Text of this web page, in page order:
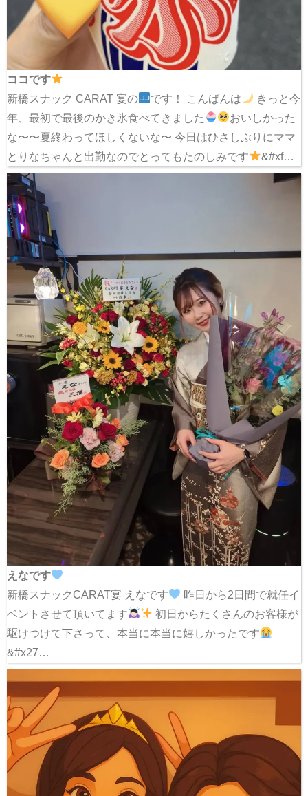
ココです
新橋スナック CARAT 宴の
です！ こんばんは
きっと今
年、最初で最後のかき氷食べてきました
おいしかった
な〜〜夏終わってほしくないな〜 今日はひさしぶりにママ
とりなちゃんと出勤なのでとってもたのしみです
&#xf…
えなです
新橋スナックCARAT宴 えなです
昨日から2日間で就任イ
ベントさせて頂いてます
初日からたくさんのお客様が
駆けつけて下さって、本当に本当に嬉しかったです
&#x27…